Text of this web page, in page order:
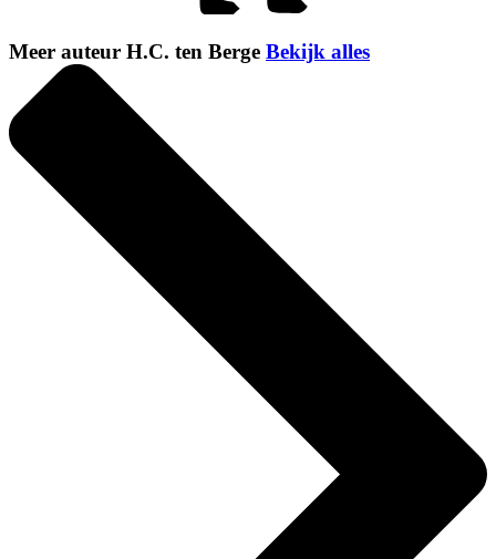
Meer auteur H.C. ten Berge Bekijk alles